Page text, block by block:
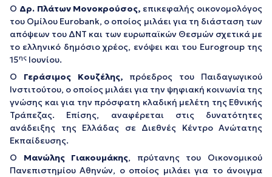
Ο Δρ. Πλάτων Μονοκρούσος, επικεφαλής οικονομολόγος
του Ομίλου Eurobank, ο οποίος μιλάει για τη διάσταση των
απόψεων του ΔΝΤ και των ευρωπαϊκών Θεσμών σχετικά με
το ελληνικό δημόσιο χρέος, ενόψει και του Eurogroup της
15ης Ιουνίου.
Ο Γεράσιμος Κουζέλης, πρόεδρος του Παιδαγωγικού
Ινστιτούτου, ο οποίος μιλάει για την ψηφιακή κοινωνία της
γνώσης και για την πρόσφατη κλαδική μελέτη της Εθνικής
Τράπεζας. Επίσης, αναφέρεται στις δυνατότητες
ανάδειξης της Ελλάδας σε Διεθνές Κέντρο Ανώτατης
Εκπαίδευσης.
Ο Μανώλης Γιακουμάκης, πρύτανης του Οικονομικού
Πανεπιστημίου Αθηνών, ο οποίος μιλάει για το άνοιγμα